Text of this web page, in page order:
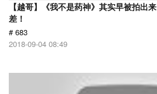
【越哥】《我不是药神》其实早被拍出
差！
# 683
2018-09-04 08:49